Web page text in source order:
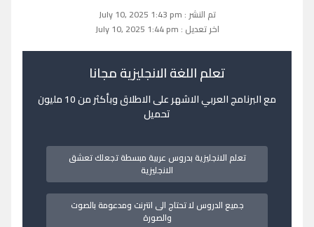
تم النشر : July 10, 2025 1:43 pm
اخر تعديل : July 10, 2025 1:44 pm
تعلم اللغة الانجليزية مجانا
مع البرنامج العربي الاشهر على الاطلاق وبأكثر من 10 مليون
تحميل
تعلم الانجليزية بدروس عربية مبسطة تجعلك تعشق
الانجليزية
جميع الدروس لا تحتاج الى انترنت ومدعومة بالصوت
والصورة